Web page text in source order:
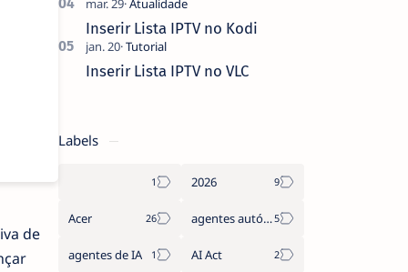
de
Inserir Lista IPTV no Kodi
Inserir Lista IPTV no VLC
Labels
2026
Acer agentes autónomos
agentes de IA AI Act